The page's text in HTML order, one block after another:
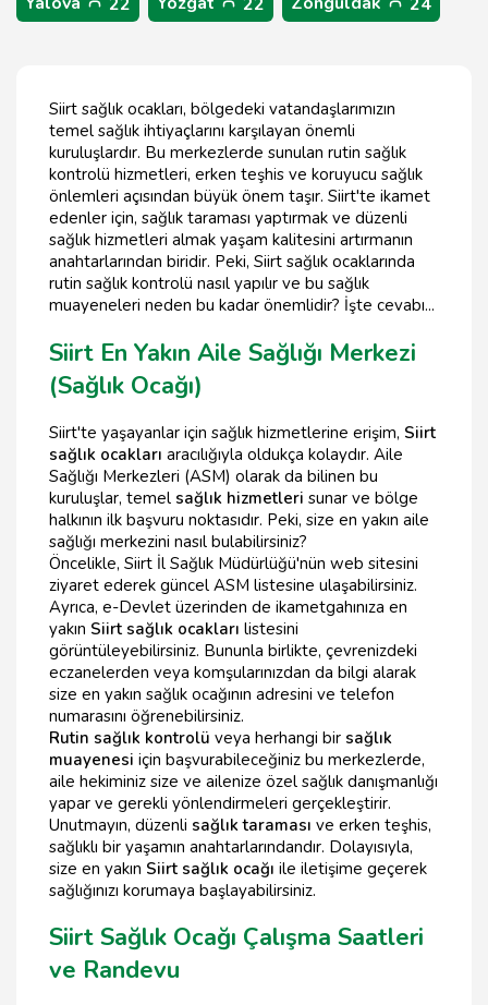
Siirt sağlık ocakları, bölgedeki vatandaşlarımızın
temel sağlık ihtiyaçlarını karşılayan önemli
kuruluşlardır. Bu merkezlerde sunulan rutin sağlık
kontrolü hizmetleri, erken teşhis ve koruyucu sağlık
önlemleri açısından büyük önem taşır. Siirt'te ikamet
edenler için, sağlık taraması yaptırmak ve düzenli
sağlık hizmetleri almak yaşam kalitesini artırmanın
anahtarlarından biridir. Peki, Siirt sağlık ocaklarında
rutin sağlık kontrolü nasıl yapılır ve bu sağlık
muayeneleri neden bu kadar önemlidir? İşte cevabı...
Siirt En Yakın Aile Sağlığı Merkezi
(Sağlık Ocağı)
Siirt'te yaşayanlar için sağlık hizmetlerine erişim, Siirt
sağlık ocakları aracılığıyla oldukça kolaydır. Aile
Sağlığı Merkezleri (ASM) olarak da bilinen bu
kuruluşlar, temel sağlık hizmetleri sunar ve bölge
halkının ilk başvuru noktasıdır. Peki, size en yakın aile
sağlığı merkezini nasıl bulabilirsiniz?
Öncelikle, Siirt İl Sağlık Müdürlüğü'nün web sitesini
ziyaret ederek güncel ASM listesine ulaşabilirsiniz.
Ayrıca, e-Devlet üzerinden de ikametgahınıza en
yakın Siirt sağlık ocakları listesini
görüntüleyebilirsiniz. Bununla birlikte, çevrenizdeki
eczanelerden veya komşularınızdan da bilgi alarak
size en yakın sağlık ocağının adresini ve telefon
numarasını öğrenebilirsiniz.
Rutin sağlık kontrolü veya herhangi bir sağlık
muayenesi için başvurabileceğiniz bu merkezlerde,
aile hekiminiz size ve ailenize özel sağlık danışmanlığı
yapar ve gerekli yönlendirmeleri gerçekleştirir.
Unutmayın, düzenli sağlık taraması ve erken teşhis,
sağlıklı bir yaşamın anahtarlarındandır. Dolayısıyla,
size en yakın Siirt sağlık ocağı ile iletişime geçerek
sağlığınızı korumaya başlayabilirsiniz.
Siirt Sağlık Ocağı Çalışma Saatleri
ve Randevu